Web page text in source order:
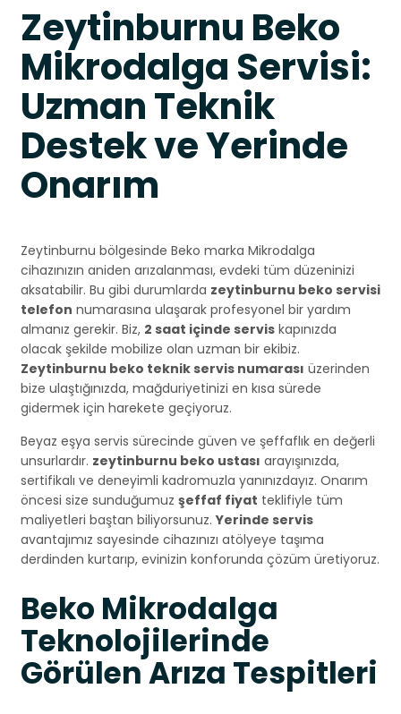
Zeytinburnu Beko
Mikrodalga Servisi:
Uzman Teknik
Destek ve Yerinde
Onarım
Zeytinburnu bölgesinde Beko marka Mikrodalga
cihazınızın aniden arızalanması, evdeki tüm düzeninizi
aksatabilir. Bu gibi durumlarda zeytinburnu beko servisi
telefon numarasına ulaşarak profesyonel bir yardım
almanız gerekir. Biz, 2 saat içinde servis kapınızda
olacak şekilde mobilize olan uzman bir ekibiz.
Zeytinburnu beko teknik servis numarası üzerinden
bize ulaştığınızda, mağduriyetinizi en kısa sürede
gidermek için harekete geçiyoruz.
Beyaz eşya servis sürecinde güven ve şeffaflık en değerli
unsurlardır. zeytinburnu beko ustası arayışınızda,
sertifikalı ve deneyimli kadromuzla yanınızdayız. Onarım
öncesi size sunduğumuz şeffaf fiyat teklifiyle tüm
maliyetleri baştan biliyorsunuz.Yerinde servis
avantajımız sayesinde cihazınızı atölyeye taşıma
derdinden kurtarıp, evinizin konforunda çözüm üretiyoruz.
Beko Mikrodalga
Teknolojilerinde
Görülen Arıza Tespitleri